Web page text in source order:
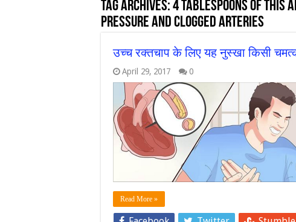
Tag Archives:4 Tablespoons of This
Pressure and Clogged Arteries
उच्च रक्तचाप के लिए यह नुस्खा किसी
April 29, 2017 0
Read More »